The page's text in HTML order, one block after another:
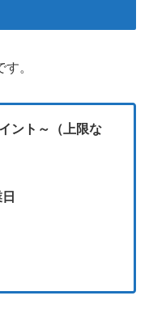
す。
ント～（上限な